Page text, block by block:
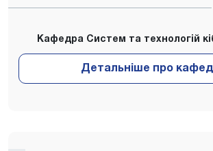
Кафедра Систем та технологій